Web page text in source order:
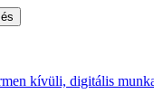
kívüli, digitális